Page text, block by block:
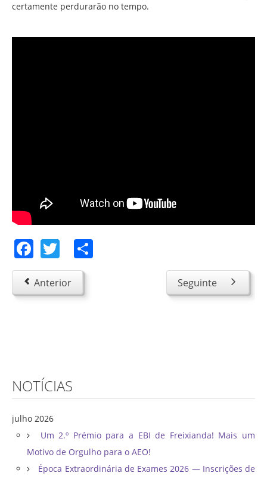
certamente perdurarão no tempo.
Facebook
Twitter
Anterior Seguinte
NOTÍCIAS
julho 2026
Um 2.º Prémio para a EBI de Freixianda! Mais um
Motivo de Orgulho para o AEO!
Época Extraordinária de Exames 2026 — Inscrições de